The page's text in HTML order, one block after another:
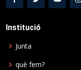
Institució
Junta
què fem?